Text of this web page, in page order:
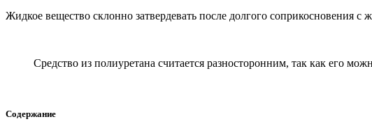
Жидкое вещество склонно затвердевать после долгого соприкосновения
Средство из полиуретана считается разносторонним, так как его
Содержание